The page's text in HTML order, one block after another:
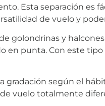
Esta separación es
de vuelo y
golondrinas y
en punta. Con este
gradación según el
vuelo totalmente